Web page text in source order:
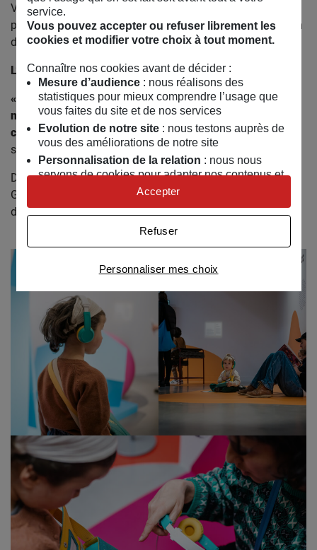
Vous êtes friands d’expériences ludiques ? Nous vous
proposonsLes cartes de l’expo !pour découvrir l’exposition
d’une autre manière.
L’exposition Faisons corps :
« Faisons corps » est l’invitation faite à 14 artistes de
nous raconter LES corps, depuis l’intimité jusqu’à la
capacité à créer du commun. Mettez vos sens en éveil, ils
seront très sollicités !
Du 30 mars 2024 au 4 janvier 2025 – MAIF Social Club –
Gratuit / Tout public / En libre accès aux horaires
d’ouvertures du lieu.
service.
Vous pouvez accepter ou refuser librement les
cookies et modifier votre choix à tout moment.
Connaître nos cookies avant de décider :
Mesure d’audience: nous réalisons des
statistiques pour mieux comprendre l’usage que
vous faites du site et de nos services
Evolution de notre site: nous testons auprès de
vous des améliorations de notre site
Personnalisation de la relation : nous nous
servons de cookies pour adapter nos contenus et
personnaliser nos offres
Univers publicitaire: nous utilisons avec nos
publicités personnalisées
Personnaliser mes choix
Refuser
Accepter